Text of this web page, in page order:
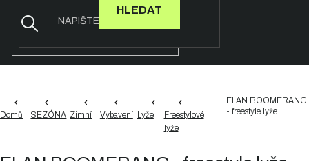
HLEDAT
Domů SEZÓNA Zimní Vybavení Lyže
Freestylové
lyže
ELAN BOOMERANG
- freestyle lyže